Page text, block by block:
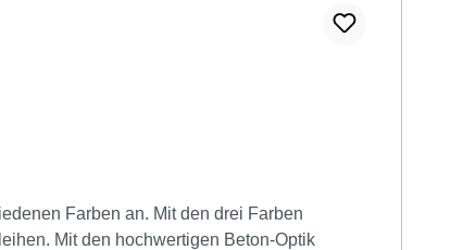
Mit den hochwertigen Beton-Optik